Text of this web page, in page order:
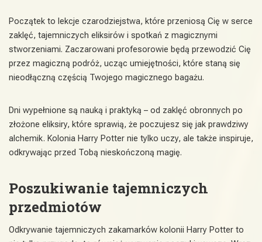
Początek to lekcje czarodziejstwa, które przeniosą Cię w serce
zaklęć, tajemniczych eliksirów i spotkań z magicznymi
stworzeniami. Zaczarowani profesorowie będą przewodzić Cię
przez magiczną podróż, ucząc umiejętności, które staną się
nieodłączną częścią Twojego magicznego bagażu.
Dni wypełnione są nauką i praktyką – od zaklęć obronnych po
złożone eliksiry, które sprawią, że poczujesz się jak prawdziwy
alchemik. Kolonia Harry Potter nie tylko uczy, ale także inspiruje,
odkrywając przed Tobą nieskończoną magię.
Poszukiwanie tajemniczych
przedmiotów
Odkrywanie tajemniczych zakamarków kolonii Harry Potter to